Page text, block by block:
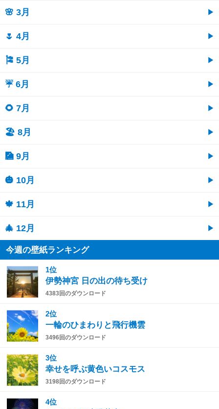
🌸 3月
🌷 4月
🎏 5月
☔ 6月
🌻 7月
🏖 8月
🎑 9月
🎃 10月
🍁 11月
🎄 12月
今週の壁紙ランキング
1位
伊勢神宮 日の出の待ち受け
4383回のダウンロード
2位
一輪のひまわりと飛行機雲
3496回のダウンロード
3位
幸せを呼ぶ黄色いコスモス
3198回のダウンロード
4位